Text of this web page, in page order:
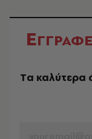
Ε
Tα καλύτερα